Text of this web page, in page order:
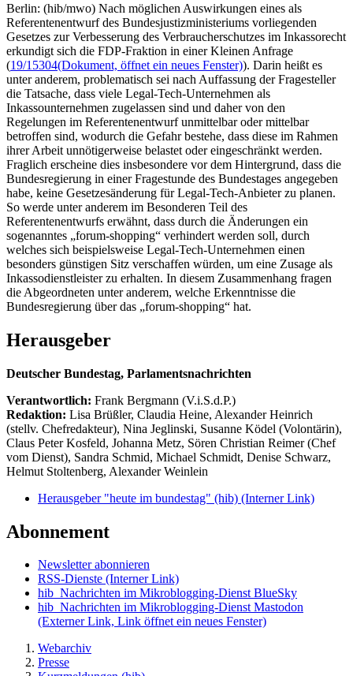
Berlin: (hib/mwo) Nach möglichen Auswirkungen eines als
Referentenentwurf des Bundesjustizministeriums vorliegenden
Gesetzes zur Verbesserung des Verbraucherschutzes im Inkassorecht
erkundigt sich die FDP-Fraktion in einer Kleinen Anfrage
(19/15304(Dokument, öffnet ein neues Fenster)). Darin heißt es
unter anderem, problematisch sei nach Auffassung der Fragesteller
die Tatsache, dass viele Legal-Tech-Unternehmen als
Inkassounternehmen zugelassen sind und daher von den
Regelungen im Referentenentwurf unmittelbar oder mittelbar
betroffen sind, wodurch die Gefahr bestehe, dass diese im Rahmen
ihrer Arbeit unnötigerweise belastet oder eingeschränkt werden.
Fraglich erscheine dies insbesondere vor dem Hintergrund, dass die
Bundesregierung in einer Fragestunde des Bundestages angegeben
habe, keine Gesetzesänderung für Legal-Tech-Anbieter zu planen.
So werde unter anderem im Besonderen Teil des
Referentenentwurfs erwähnt, dass durch die Änderungen ein
sogenanntes „forum-shopping“ verhindert werden soll, durch
welches sich beispielsweise Legal-Tech-Unternehmen einen
besonders günstigen Sitz verschaffen würden, um eine Zusage als
Inkassodienstleister zu erhalten. In diesem Zusammenhang fragen
die Abgeordneten unter anderem, welche Erkenntnisse die
Bundesregierung über das „forum-shopping“ hat.
Herausgeber
Deutscher Bundestag, Parlamentsnachrichten
Verantwortlich: Frank Bergmann (V.i.S.d.P.)
Redaktion: Lisa Brüßler, Claudia Heine, Alexander Heinrich
(stellv. Chefredakteur), Nina Jeglinski, Susanne Ködel (Volontärin),
Claus Peter Kosfeld, Johanna Metz, Sören Christian Reimer (Chef
vom Dienst), Sandra Schmid, Michael Schmidt, Denise Schwarz,
Helmut Stoltenberg, Alexander Weinlein
Herausgeber "heute im bundestag" (hib) (Interner Link)
Abonnement
Newsletter abonnieren
RSS-Dienste (Interner Link)
hib_Nachrichten im Mikroblogging-Dienst BlueSky
hib_Nachrichten im Mikroblogging-Dienst Mastodon
(Externer Link, Link öffnet ein neues Fenster)
Webarchiv
Presse